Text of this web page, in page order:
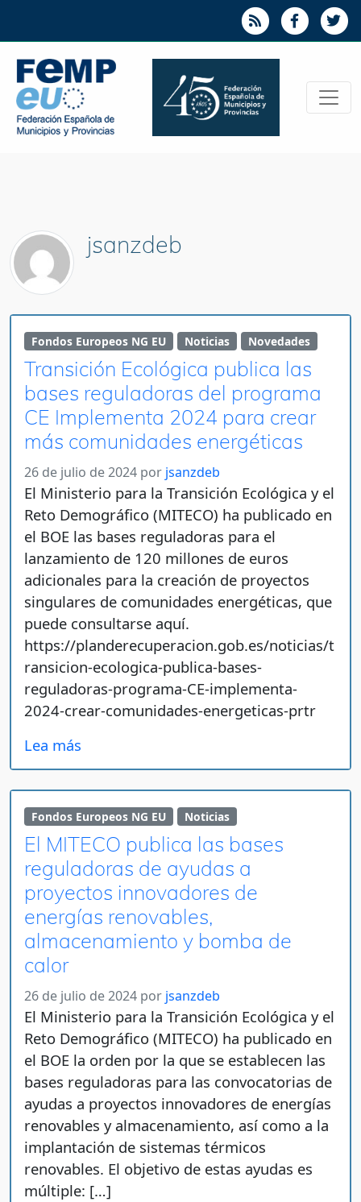
jsanzdeb
Fondos Europeos NG EU Noticias Novedades
Transición Ecológica publica las
bases reguladoras del programa
CE Implementa 2024 para crear
más comunidades energéticas
26 de julio de 2024 por jsanzdeb
El Ministerio para la Transición Ecológica y el
Reto Demográfico (MITECO) ha publicado en
el BOE las bases reguladoras para el
lanzamiento de 120 millones de euros
adicionales para la creación de proyectos
singulares de comunidades energéticas, que
puede consultarse aquí.
https://planderecuperacion.gob.es/noticias/t
ransicion-ecologica-publica-bases-
reguladoras-programa-CE-implementa-
2024-crear-comunidades-energeticas-prtr
Lea más
Fondos Europeos NG EU Noticias
El MITECO publica las bases
reguladoras de ayudas a
proyectos innovadores de
energías renovables,
almacenamiento y bomba de
calor
26 de julio de 2024 por jsanzdeb
El Ministerio para la Transición Ecológica y el
Reto Demográfico (MITECO) ha publicado en
el BOE la orden por la que se establecen las
bases reguladoras para las convocatorias de
ayudas a proyectos innovadores de energías
renovables y almacenamiento, así como a la
implantación de sistemas térmicos
renovables. El objetivo de estas ayudas es
múltiple: […]